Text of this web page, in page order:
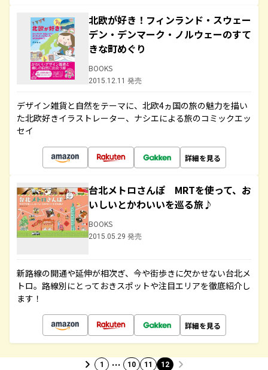
北欧が好き！フィンランド・スウェー
デン・デンマーク・ノルウェーのすて
きな町めぐり
BOOKS
2015.12.11 発売
デザイン雑貨と自然をテーマに、北欧4ヵ国の旅の魅力を描い
た北欧好きイラストレーター、ナシエによる旅のコミックエッ
セイ
詳細を見る
台北メトロさんぽ MRTを使って、お
いしいとかわいいを巡る旅♪
BOOKS
2015.05.29 発売
新路線の開通や延伸が相次ぎ、今や街歩きに欠かせない台北メ
トロ。路線別にとっておきスポットや注目エリアを徹底紹介し
ます！
詳細を見る
1 … 10 11 12